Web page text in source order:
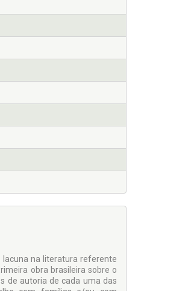
na literatura referente
obra brasileira sobre o
de autoria de cada uma das